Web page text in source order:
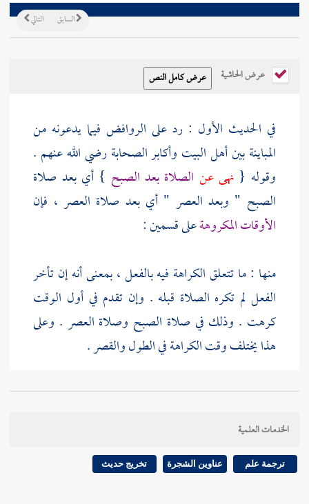
التالي السابق
عرض الحاشية
في الحديث الأول : رد على الروافض فيما يدعونه من
المباينة بين أهل البيت وأكابر الصحابة رضي الله عنهم .
وقوله { نهى عن الصلاة بعد الصبح } أي بعد صلاة
الصبح " وبعد العصر " أي بعد صلاة العصر ، فإن
الأوقات المكروهةعلى قسمين :
منها : ما تتعلق الكراهة فيه بالفعل ، بمعنى أنه إن تأخر
الفعل لم تكره الصلاة قبله . وإن تقدم في أول الوقت
كرهت . وذلك في صلاة الصبح وصلاة العصر . وعلى
هذا يختلف وقت الكراهة في الطول والقصر .
ومنها : ما تتعلق فيه الكراهة بالوقت ، كطلوع الشمس
إلى الارتفاع ، ووقت الاستواء . ولا يحسن أن يكون
الحكم في هذا الحديث معلقا بالوقت ; لأنه لا بد من أداء
صلاة الصبح وصلاة العصر . فتعين أن يكون المراد : بعد
الخدمات العلمية
ترجمة علم عناوين الشجرة تخريج حديث